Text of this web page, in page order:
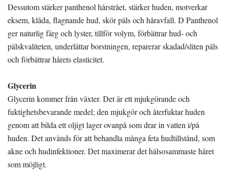
Dessutom stärker panthenol hårstrået, stärker huden, motverkar
eksem, klåda, flagnande hud, skör päls och håravfall. D Panthenol
ger naturlig färg och lyster, tillför volym, förbättrar hud- och
pälskvaliteten, underlättar borstningen, reparerar skadad/sliten päls
och förbättrar hårets elasticitet.
Glycerin
Glycerin kommer från växter. Det är ett mjukgörande och
fuktighetsbevarande medel; den mjukgör och återfuktar huden
genom att bilda ett oljigt lager ovanpå som drar in vatten i/på
huden. Det används för att behandla många feta hudtillstånd, som
akne och hudinfektioner. Det maximerar det hälsosammaste håret
som möjligt.